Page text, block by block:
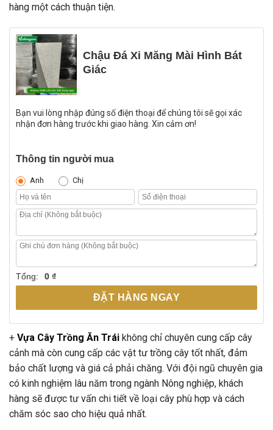
hàng một cách thuận tiện.
Chậu Đá Xi Măng Mài Hình Bát
Giác
Bạn vui lòng nhập đúng số điện thoại để chúng tôi sẽ gọi xác
nhận đơn hàng trước khi giao hàng. Xin cảm ơn!
Thông tin người mua
Anh Chị
Tổng: 0 ₫
ĐẶT HÀNG NGAY
+ Vựa Cây Trồng Ăn Trái không chỉ chuyên cung cấp cây
cảnh mà còn cung cấp các vật tư trồng cây tốt nhất, đảm
bảo chất lượng và giá cả phải chăng. Với đội ngũ chuyên gia
có kinh nghiệm lâu năm trong ngành Nông nghiệp, khách
hàng sẽ được tư vấn chi tiết về loại cây phù hợp và cách
chăm sóc sao cho hiệu quả nhất.